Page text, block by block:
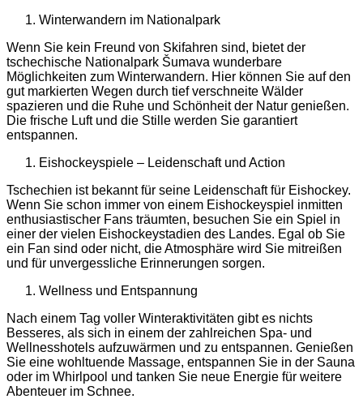
Winterwandern im Nationalpark
Wenn Sie kein Freund von Skifahren sind, bietet der
tschechische Nationalpark Šumava wunderbare
Möglichkeiten zum Winterwandern. Hier können Sie auf den
gut markierten Wegen durch tief verschneite Wälder
spazieren und die Ruhe und Schönheit der Natur genießen.
Die frische Luft und die Stille werden Sie garantiert
entspannen.
Eishockeyspiele – Leidenschaft und Action
Tschechien ist bekannt für seine Leidenschaft für Eishockey.
Wenn Sie schon immer von einem Eishockeyspiel inmitten
enthusiastischer Fans träumten, besuchen Sie ein Spiel in
einer der vielen Eishockeystadien des Landes. Egal ob Sie
ein Fan sind oder nicht, die Atmosphäre wird Sie mitreißen
und für unvergessliche Erinnerungen sorgen.
Wellness und Entspannung
Nach einem Tag voller Winteraktivitäten gibt es nichts
Besseres, als sich in einem der zahlreichen Spa- und
Wellnesshotels aufzuwärmen und zu entspannen. Genießen
Sie eine wohltuende Massage, entspannen Sie in der Sauna
oder im Whirlpool und tanken Sie neue Energie für weitere
Abenteuer im Schnee.